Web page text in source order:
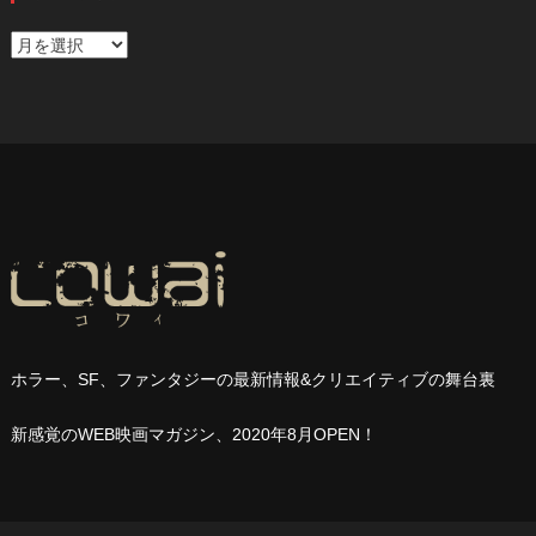
ア
ホラー、SF、ファンタジーの最新情報&クリエイティブの舞台裏
新感覚のWEB映画マガジン、2020年8月OPEN ！